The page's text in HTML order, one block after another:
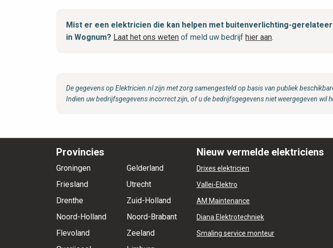
Mist er een elektricien die kan helpen met buitenverlichting-
in Wognum? Laat het ons weten of meld uw bedrijf hier aan.
De gegevens op Elektricien.nl zijn met zorg samengesteld op basis van publiek
Indien uw bedrijfsgegevens incorrect zijn, of u de bedrijfsgegevens niet weergegeven wil
Provincies
Groningen
Friesland
Drenthe
Noord-Holland
Flevoland
Gelderland
Utrecht
Zuid-Holland
Noord-Brabant
Zeeland
Nieuw vermelde elektriciens
Drixes elektricien
Vallei-Elektro
AM Maintenance
Diana Elektrotechniek
Smaling service monteur